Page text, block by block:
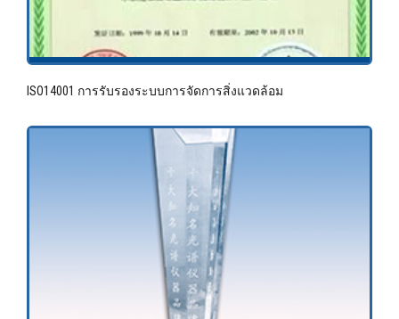
ISO14001 การรับรองระบบการจัดการสิ่งแวดล้อม